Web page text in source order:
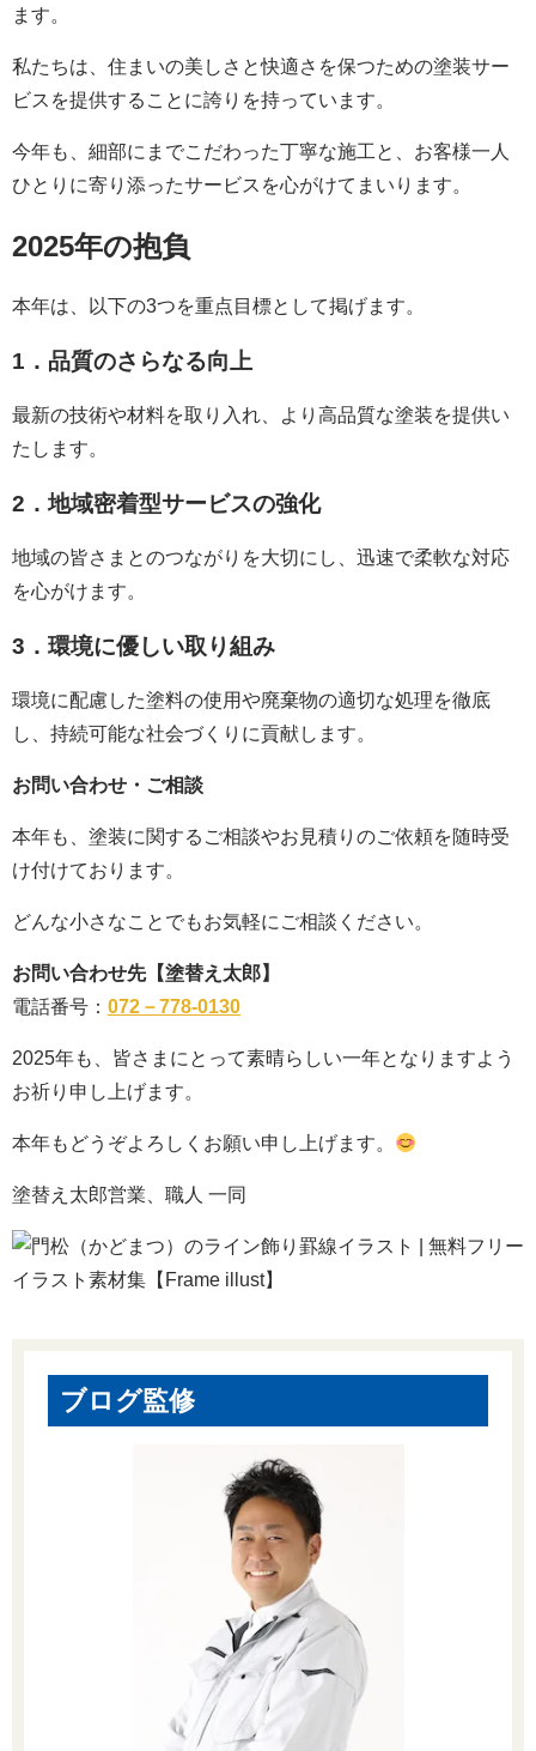
ます。
私たちは、住まいの美しさと快適さを保つための塗装サー
ビスを提供することに誇りを持っています。
今年も、細部にまでこだわった丁寧な施工と、お客様一人
ひとりに寄り添ったサービスを心がけてまいります。
2025年の抱負
本年は、以下の3つを重点目標として掲げます。
1．品質のさらなる向上
最新の技術や材料を取り入れ、より高品質な塗装を提供い
たします。
2．地域密着型サービスの強化
地域の皆さまとのつながりを大切にし、迅速で柔軟な対応
を心がけます。
3．環境に優しい取り組み
環境に配慮した塗料の使用や廃棄物の適切な処理を徹底
し、持続可能な社会づくりに貢献します。
お問い合わせ・ご相談
本年も、塗装に関するご相談やお見積りのご依頼を随時受
け付けております。
どんな小さなことでもお気軽にご相談ください。
お問い合わせ先【塗替え太郎】
電話番号： 072－778-0130
2025年も、皆さまにとって素晴らしい一年となりますよう
お祈り申し上げます。
本年もどうぞよろしくお願い申し上げます。
塗替え太郎営業、職人 一同
ブログ監修